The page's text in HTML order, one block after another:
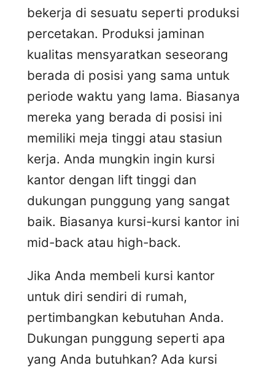
bekerja di sesuatu seperti produksi
percetakan. Produksi jaminan
kualitas mensyaratkan seseorang
berada di posisi yang sama untuk
periode waktu yang lama. Biasanya
mereka yang berada di posisi ini
memiliki meja tinggi atau stasiun
kerja. Anda mungkin ingin kursi
kantor dengan lift tinggi dan
dukungan punggung yang sangat
baik. Biasanya kursi-kursi kantor ini
mid-back atau high-back.
Jika Anda membeli kursi kantor
untuk diri sendiri di rumah,
pertimbangkan kebutuhan Anda.
Dukungan punggung seperti apa
yang Anda butuhkan? Ada kursi